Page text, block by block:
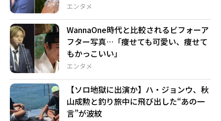
エンタメ
エンタメ
WannaOne時代と比較されるビフォーア
フター写真…「痩せても可愛い、痩せて
もかっこいい」
【ソロ地獄に出演か】ハ・ジョンウ、秋
山成勲と釣り旅中に飛び出した“あの一
言”が波紋